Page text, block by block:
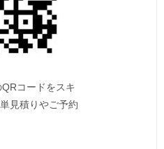
コードをスキ
見積りやご予約